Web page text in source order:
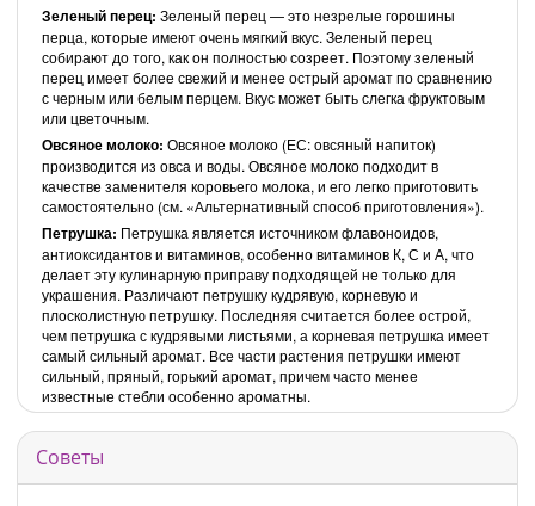
Зеленый перец: Зеленый перец — это незрелые горошины
перца, которые имеют очень мягкий вкус. Зеленый перец
собирают до того, как он полностью созреет. Поэтому зеленый
перец имеет более свежий и менее острый аромат по сравнению
с черным или белым перцем. Вкус может быть слегка фруктовым
или цветочным.
Овсяное молоко: Овсяное молоко (ЕС: овсяный напиток)
производится из овса и воды. Овсяное молоко подходит в
качестве заменителя коровьего молока, и его легко приготовить
самостоятельно (см. «Альтернативный способ приготовления»).
Петрушка: Петрушка является источником флавоноидов,
антиоксидантов и витаминов, особенно витаминов К, С и А, что
делает эту кулинарную приправу подходящей не только для
украшения. Различают петрушку кудрявую, корневую и
плосколистную петрушку. Последняя считается более острой,
чем петрушка с кудрявыми листьями, а корневая петрушка имеет
самый сильный аромат. Все части растения петрушки имеют
сильный, пряный, горький аромат, причем часто менее
известные стебли особенно ароматны.
Советы